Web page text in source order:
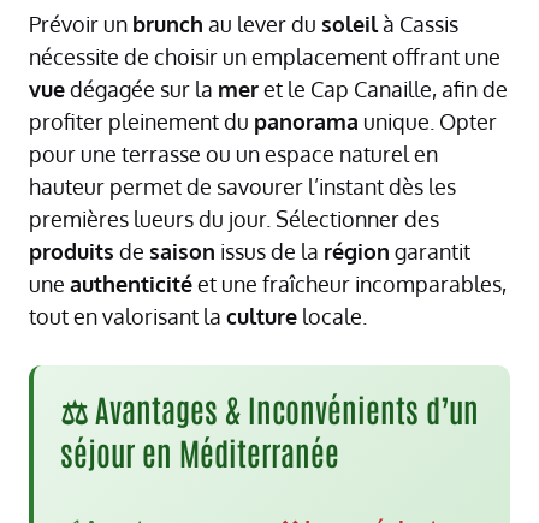
Prévoir un brunch au lever du soleilà Cassis
nécessite de choisir un emplacement offrant une
vuedégagée sur la meret le Cap Canaille, afin de
profiter pleinement du panorama unique. Opter
pour une terrasse ou un espace naturel en
hauteur permet de savourer l’instant dès les
premières lueurs du jour. Sélectionner des
produits de saison issus de la région garantit
une authenticitéet une fraîcheur incomparables,
tout en valorisant la culture locale.
⚖️ Avantages & Inconvénients d’un
séjour en Méditerranée